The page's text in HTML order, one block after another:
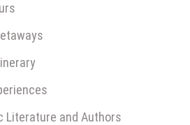
Literature and Authors